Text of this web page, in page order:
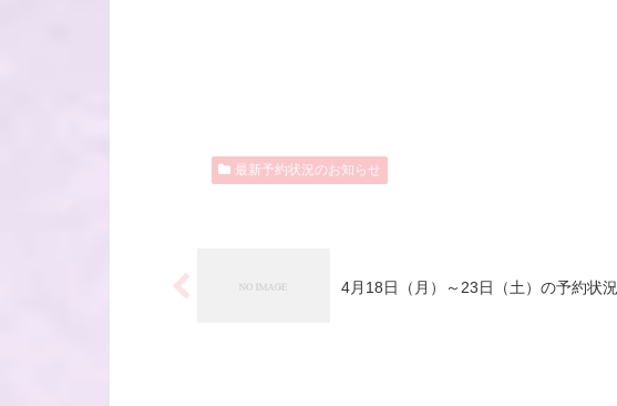
最新予約状況のお知らせ
4月18日（月）～23日（土）の予約状況